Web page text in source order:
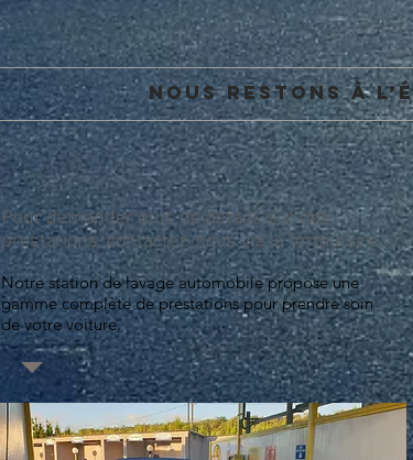
Nous restons à
Pour demander plus de détails sur nos
prestations, contactez-nous via le formulaire.
Notre station de lavage automobile propose une
gamme complète de prestations pour prendre soin
de votre voiture.